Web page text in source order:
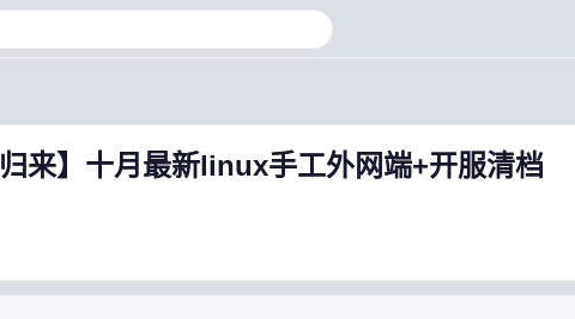
来】十月最新linux手工外网端+开服清档